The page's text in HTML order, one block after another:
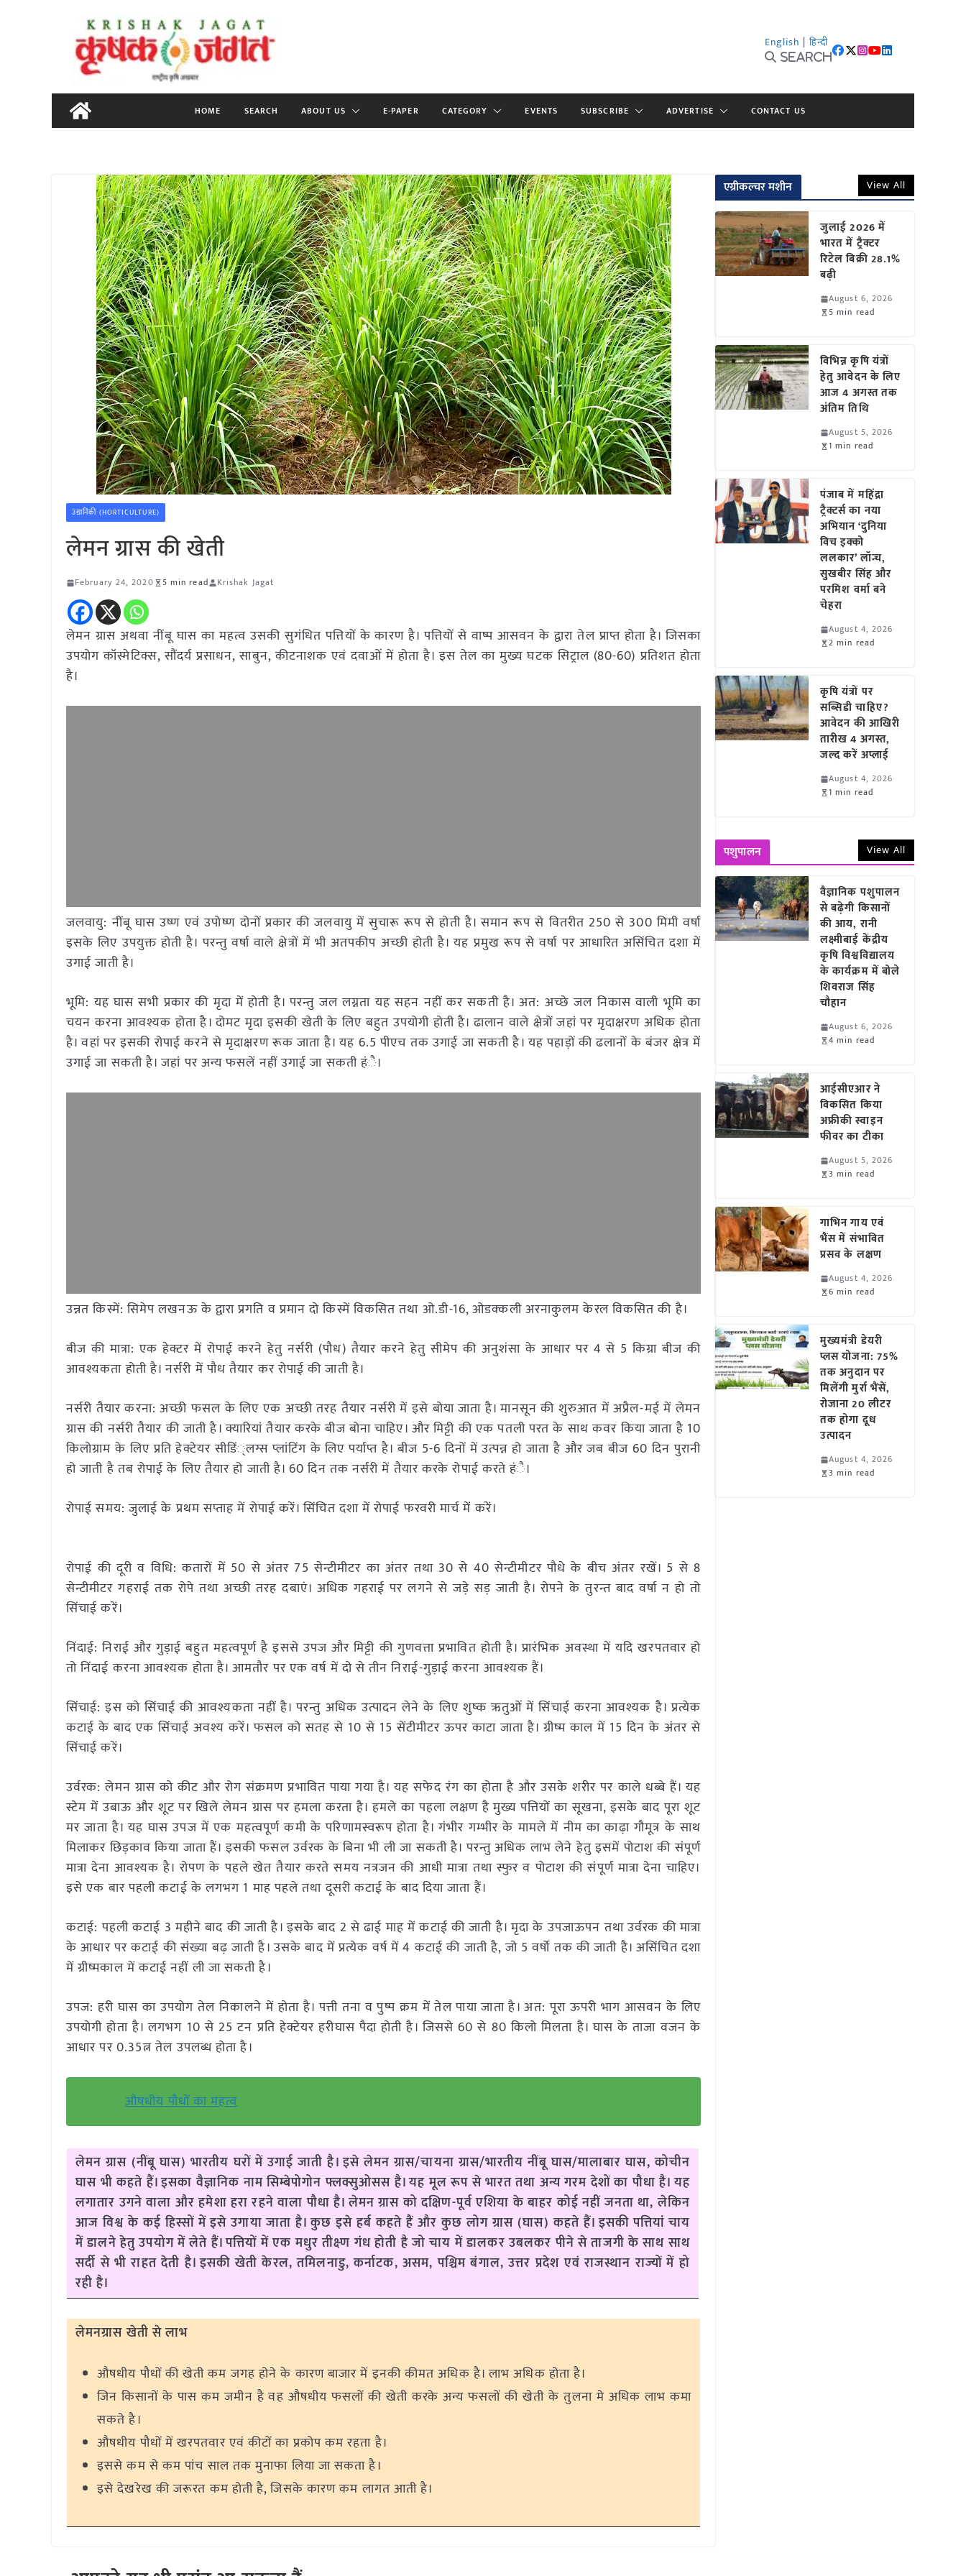
content
English | हिन्दी
Search
HOME SEARCH ABOUT US E-PAPER CATEGORY EVENTS SUBSCRIBE ADVERTISE CONTACT US
उद्यानिकी (HORTICULTURE)
लेमन ग्रास की खेती
February 24, 2020 5 min read Krishak Jagat
लेमन ग्रास अथवा नींबू घास का महत्व उसकी सुगंधित पत्तियों के कारण है। पत्तियों से वाष्प आसवन के द्वारा तेल प्राप्त होता है। जिसका
उपयोग कॉस्मेटिक्स, सौंदर्य प्रसाधन, साबुन, कीटनाशक एवं दवाओं में होता है। इस तेल का मुख्य घटक सिट्राल (80-60) प्रतिशत होता
है।
जलवायु: नींबू घास उष्ण एवं उपोष्ण दोनों प्रकार की जलवायु में सुचारू रूप से होती है। समान रूप से वितरीत 250 से 300 मिमी वर्षा
इसके लिए उपयुक्त होती है। परन्तु वर्षा वाले क्षेत्रों में भी अतपकीप अच्छी होती है। यह प्रमुख रूप से वर्षा पर आधारित असिंचित दशा में
उगाई जाती है।
भूमि: यह घास सभी प्रकार की मृदा में होती है। परन्तु जल लग्नता यह सहन नहीं कर सकती है। अत: अच्छे जल निकास वाली भूमि का
चयन करना आवश्यक होता है। दोमट मृदा इसकी खेती के लिए बहुत उपयोगी होती है। ढालान वाले क्षेत्रों जहां पर मृदाक्षरण अधिक होता
है। वहां पर इसकी रोपाई करने से मृदाक्षरण रूक जाता है। यह 6.5 पीएच तक उगाई जा सकती है। यह पहाड़ों की ढलानों के बंजर क्षेत्र में
उगाई जा सकती है। जहां पर अन्य फसलें नहीं उगाई जा सकती हंै।
उन्नत किस्में: सिमेप लखनऊ के द्वारा प्रगति व प्रमान दो किस्में विकसित तथा ओ.डी-16, ओडक्कली अरनाकुलम केरल विकसित की है।
बीज की मात्रा: एक हेक्टर में रोपाई करने हेतु नर्सरी (पौध) तैयार करने हेतु सीमेप की अनुशंसा के आधार पर 4 से 5 किग्रा बीज की
आवश्यकता होती है। नर्सरी में पौध तैयार कर रोपाई की जाती है।
नर्सरी तैयार करना: अच्छी फसल के लिए एक अच्छी तरह तैयार नर्सरी में इसे बोया जाता है। मानसून की शुरुआत में अप्रैल-मई में लेमन
ग्रास की नर्सरी तैयार की जाती है। क्यारियां तैयार करके बीज बोना चाहिए। और मिट्टी की एक पतली परत के साथ कवर किया जाता है 10
किलोग्राम के लिए प्रति हेक्टेयर सीडिं्लग्स प्लांटिंग के लिए पर्याप्त है। बीज 5-6 दिनों में उत्पन्न हो जाता है और जब बीज 60 दिन पुरानी
हो जाती है तब रोपाई के लिए तैयार हो जाती है। 60 दिन तक नर्सरी में तैयार करके रोपाई करते हंै।
रोपाई समय: जुलाई के प्रथम सप्ताह में रोपाई करें। सिंचित दशा में रोपाई फरवरी मार्च में करें।
रोपाई की दूरी व विधि: कतारों में 50 से अंतर 75 सेन्टीमीटर का अंतर तथा 30 से 40 सेन्टीमीटर पौधे के बीच अंतर रखें। 5 से 8
सेन्टीमीटर गहराई तक रोपे तथा अच्छी तरह दबाएं। अधिक गहराई पर लगने से जड़े सड़ जाती है। रोपने के तुरन्त बाद वर्षा न हो तो
सिंचाई करें।
निंदाई: निराई और गुड़ाई बहुत महत्वपूर्ण है इससे उपज और मिट्टी की गुणवत्ता प्रभावित होती है। प्रारंभिक अवस्था में यदि खरपतवार हो
तो निंदाई करना आवश्यक होता है। आमतौर पर एक वर्ष में दो से तीन निराई-गुड़ाई करना आवश्यक हैं।
सिंचाई: इस को सिंचाई की आवश्यकता नहीं है। परन्तु अधिक उत्पादन लेने के लिए शुष्क ऋतुओं में सिंचाई करना आवश्यक है। प्रत्येक
कटाई के बाद एक सिंचाई अवश्य करें। फसल को सतह से 10 से 15 सेंटीमीटर ऊपर काटा जाता है। ग्रीष्म काल में 15 दिन के अंतर से
सिंचाई करें।
उर्वरक: लेमन ग्रास को कीट और रोग संक्रमण प्रभावित पाया गया है। यह सफेद रंग का होता है और उसके शरीर पर काले धब्बे हैं। यह
स्टेम में उबाऊ और शूट पर खिले लेमन ग्रास पर हमला करता है। हमले का पहला लक्षण है मुख्य पत्तियों का सूखना, इसके बाद पूरा शूट
मर जाता है। यह घास उपज में एक महत्वपूर्ण कमी के परिणामस्वरूप होता है। गंभीर गम्भीर के मामले में नीम का काढ़ा गौमूत्र के साथ
मिलाकर छिड़काव किया जाता हैं। इसकी फसल उर्वरक के बिना भी ली जा सकती है। परन्तु अधिक लाभ लेने हेतु इसमें पोटाश की संपूर्ण
मात्रा देना आवश्यक है। रोपण के पहले खेत तैयार करते समय नत्रजन की आधी मात्रा तथा स्फुर व पोटाश की संपूर्ण मात्रा देना चाहिए।
इसे एक बार पहली कटाई के लगभग 1 माह पहले तथा दूसरी कटाई के बाद दिया जाता हैं।
कटाई: पहली कटाई 3 महीने बाद की जाती है। इसके बाद 2 से ढाई माह में कटाई की जाती है। मृदा के उपजाऊपन तथा उर्वरक की मात्रा
के आधार पर कटाई की संख्या बढ़ जाती है। उसके बाद में प्रत्येक वर्ष में 4 कटाई की जाती है, जो 5 वर्षो तक की जाती है। असिंचित दशा
में ग्रीष्मकाल में कटाई नहीं ली जा सकती है।
उपज: हरी घास का उपयोग तेल निकालने में होता है। पत्ती तना व पुष्प क्रम में तेल पाया जाता है। अत: पूरा ऊपरी भाग आसवन के लिए
उपयोगी होता है। लगभग 10 से 25 टन प्रति हेक्टेयर हरीघास पैदा होती है। जिससे 60 से 80 किलो मिलता है। घास के ताजा वजन के
आधार पर 0.35त्न तेल उपलब्ध होता है।
औषधीय पौधों का महत्व
लेमन ग्रास (नींबू घास) भारतीय घरों में उगाई जाती है। इसे लेमन ग्रास/चायना ग्रास/भारतीय नींबू घास/मालाबार घास, कोचीन
घास भी कहते हैं। इसका वैज्ञानिक नाम सिम्बेपोगोन फ्लक्सुओसस है। यह मूल रूप से भारत तथा अन्य गरम देशों का पौधा है। यह
लगातार उगने वाला और हमेशा हरा रहने वाला पौधा है। लेमन ग्रास को दक्षिण-पूर्व एशिया के बाहर कोई नहीं जनता था, लेकिन
आज विश्व के कई हिस्सों में इसे उगाया जाता है। कुछ इसे हर्ब कहते हैं और कुछ लोग ग्रास (घास) कहते हैं। इसकी पत्तियां चाय
में डालने हेतु उपयोग में लेते हैं। पत्तियों में एक मधुर तीक्ष्ण गंध होती है जो चाय में डालकर उबलकर पीने से ताजगी के साथ साथ
सर्दी से भी राहत देती है। इसकी खेती केरल, तमिलनाडु, कर्नाटक, असम, पश्चिम बंगाल, उत्तर प्रदेश एवं राजस्थान राज्यों में हो
रही है।
लेमनग्रास खेती से लाभ
औषधीय पौधों की खेती कम जगह होने के कारण बाजार में इनकी कीमत अधिक है। लाभ अधिक होता है।
जिन किसानों के पास कम जमीन है वह औषधीय फसलों की खेती करके अन्य फसलों की खेती के तुलना मे अधिक लाभ कमा
सकते है।
औषधीय पौधों में खरपतवार एवं कीटों का प्रकोप कम रहता है।
इससे कम से कम पांच साल तक मुनाफा लिया जा सकता है।
इसे देखरेख की जरूरत कम होती है, जिसके कारण कम लागत आती है।
एग्रीकल्चर मशीन View All
जुलाई 2026 में
भारत में ट्रैक्टर
रिटेल बिक्री 28.1%
बढ़ी
August 6, 2026
5 min read
विभिन्न कृषि यंत्रों
हेतु आवेदन के लिए
आज 4 अगस्त तक
अंतिम तिथि
August 5, 2026
1 min read
पंजाब में महिंद्रा
ट्रैक्टर्स का नया
अभियान ‘दुनिया
विच इक्को
ललकार’ लॉन्च,
सुखबीर सिंह और
परमिश वर्मा बने
चेहरा
August 4, 2026
2 min read
कृषि यंत्रों पर
सब्सिडी चाहिए?
आवेदन की आखिरी
तारीख 4 अगस्त,
जल्द करें अप्लाई
August 4, 2026
1 min read
पशुपालन View All
वैज्ञानिक पशुपालन
से बढ़ेगी किसानों
की आय, रानी
लक्ष्मीबाई केंद्रीय
कृषि विश्वविद्यालय
के कार्यक्रम में बोले
शिवराज सिंह
चौहान
August 6, 2026
4 min read
आईसीएआर ने
विकसित किया
अफ्रीकी स्वाइन
फीवर का टीका
August 5, 2026
3 min read
गाभिन गाय एवं
भैंस में संभावित
प्रसव के लक्षण
August 4, 2026
6 min read
मुख्यमंत्री डेयरी
प्लस योजना: 75%
तक अनुदान पर
मिलेंगी मुर्रा भैंसें,
रोजाना 20 लीटर
तक होगा दूध
उत्पादन
August 4, 2026
3 min read